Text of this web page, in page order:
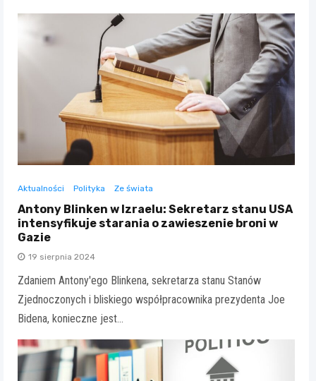
Aktualności Polityka Ze świata
Antony Blinken w Izraelu: Sekretarz stanu USA
intensyfikuje starania o zawieszenie broni w
Gazie
19 sierpnia 2024
Zdaniem Antony'ego Blinkena, sekretarza stanu Stanów
Zjednoczonych i bliskiego współpracownika prezydenta Joe
Bidena, konieczne jest…